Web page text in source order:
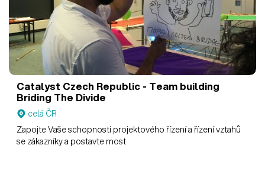
Catalyst Czech Republic - Team building
Briding The Divide
celá ČR
Zapojte Vaše schopnosti projektového řízení a řízení vztahů
se zákazníky a postavte most